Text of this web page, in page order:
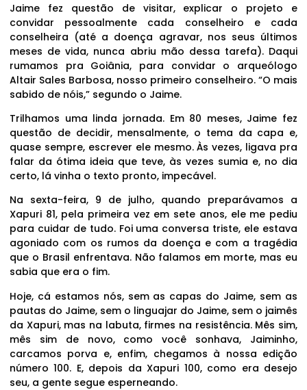
Jaime fez questão de visitar, explicar o projeto e
convidar pessoalmente cada conselheiro e cada
conselheira (até a doença agravar, nos seus últimos
meses de vida, nunca abriu mão dessa tarefa). Daqui
rumamos pra Goiânia, para convidar o arqueólogo
Altair Sales Barbosa, nosso primeiro conselheiro. “O mais
sabido de nóis,” segundo o Jaime.
Trilhamos uma linda jornada. Em 80 meses, Jaime fez
questão de decidir, mensalmente, o tema da capa e,
quase sempre, escrever ele mesmo. Às vezes, ligava pra
falar da ótima ideia que teve, às vezes sumia e, no dia
certo, lá vinha o texto pronto, impecável.
Na sexta-feira, 9 de julho, quando preparávamos a
Xapuri 81, pela primeira vez em sete anos, ele me pediu
para cuidar de tudo. Foi uma conversa triste, ele estava
agoniado com os rumos da doença e com a tragédia
que o Brasil enfrentava. Não falamos em morte, mas eu
sabia que era o fim.
Hoje, cá estamos nós, sem as capas do Jaime, sem as
pautas do Jaime, sem o linguajar do Jaime, sem o jaimês
da Xapuri, mas na labuta, firmes na resistência. Mês sim,
mês sim de novo, como você sonhava, Jaiminho,
carcamos porva e, enfim, chegamos à nossa edição
número 100. E, depois da Xapuri 100, como era desejo
seu, a gente segue esperneando.